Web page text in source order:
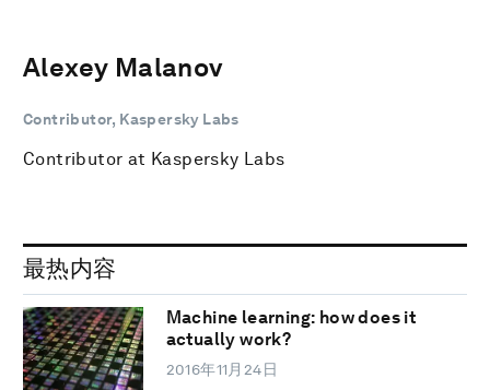
Alexey Malanov
Contributor, Kaspersky Labs
Contributor at Kaspersky Labs
最热内容
Machine learning: how does it
actually work?
2016年11月24日